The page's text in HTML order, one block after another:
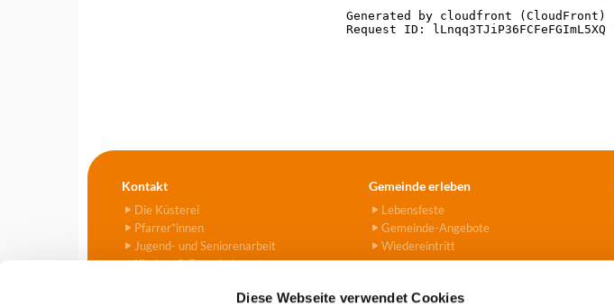
Diese Webseite verwendet Cookies
Kontakt
Die Küsterei
Pfarrer*innen
Jugend- und Seniorenarbeit
Kirchen & Gemeindezentren
Gemeinde erleben
Lebensfeste
Gemeinde-Angebote
Wiedereintritt